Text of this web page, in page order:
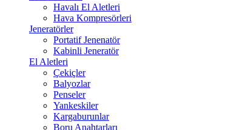
Havalı El Aletleri
Hava Kompresörleri
Jeneratörler
Portatif Jenenatör
Kabinli Jeneratör
El Aletleri
Çekiçler
Balyozlar
Penseler
Yankeskiler
Kargaburunlar
Boru Anahtarları